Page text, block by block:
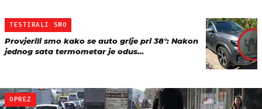
TESTIRALI SMO
Provjerili smo kako se auto grije pri 38°: Nakon
jednog sata termometar je odus…
OPREZ